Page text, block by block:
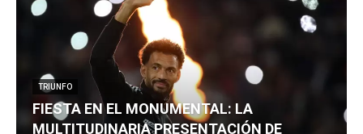
TRIUNFO
FIESTA EN EL MONUMENTAL: LA
MULTITUDINARIA PRESENTACIÓN DE